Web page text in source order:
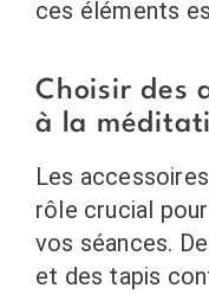
ces éléments
Choisir des
à la
Les
rôle crucial
vos séances.
et des tapis